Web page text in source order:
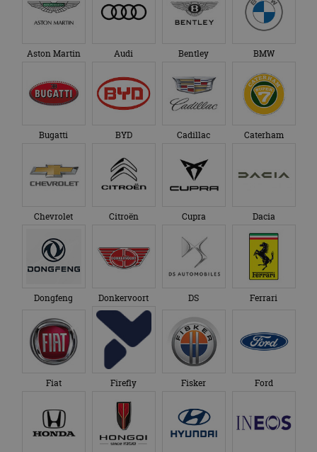
Aston Martin Audi Bentley BMW
Bugatti BYD Cadillac Caterham
Chevrolet Citroën Cupra Dacia
Dongfeng Donkervoort DS Ferrari
Fiat Firefly Fisker Ford